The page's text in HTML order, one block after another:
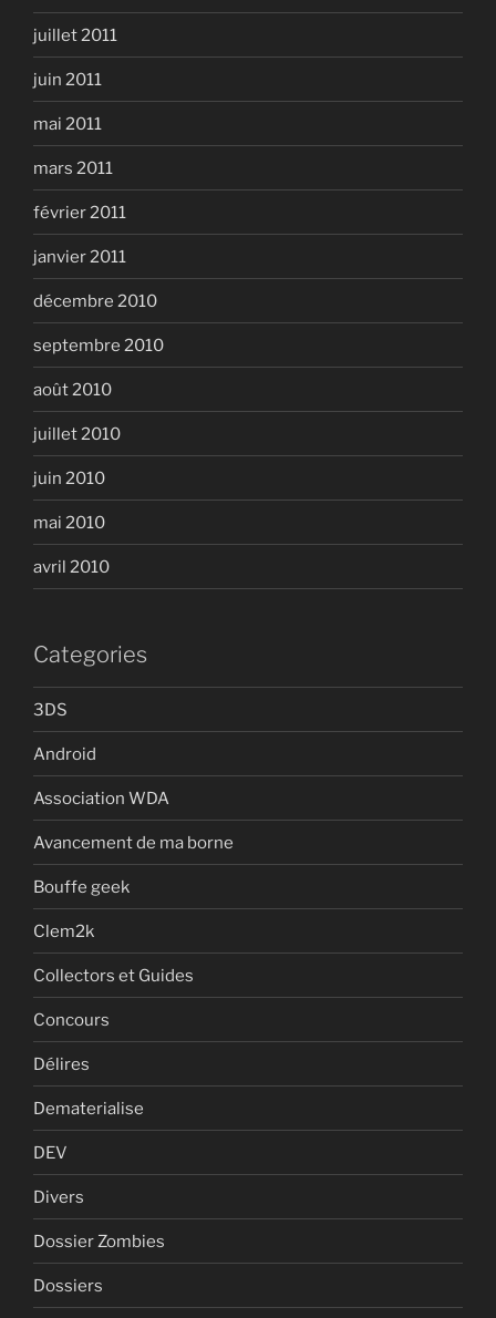
juillet 2011
juin 2011
mai 2011
mars 2011
février 2011
janvier 2011
décembre 2010
septembre 2010
août 2010
juillet 2010
juin 2010
mai 2010
avril 2010
Categories
3DS
Android
Association WDA
Avancement de ma borne
Bouffe geek
Clem2k
Collectors et Guides
Concours
Délires
Dematerialise
DEV
Divers
Dossier Zombies
Dossiers